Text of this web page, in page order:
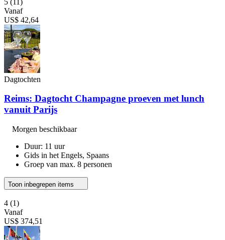
Vanaf
US$ 42,64
Dagtochten
Reims: Dagtocht Champagne proeven met lunch
vanuit Parijs
Morgen beschikbaar
Duur: 11 uur
Gids in het Engels, Spaans
Groep van max. 8 personen
Toon inbegrepen items
4 (1)
Vanaf
US$ 374,51